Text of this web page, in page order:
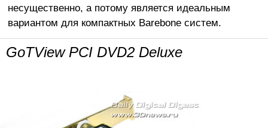
несущественно, а потому является идеальным
вариантом для компактных Barebone систем.
GoTView PCI DVD2 Deluxe